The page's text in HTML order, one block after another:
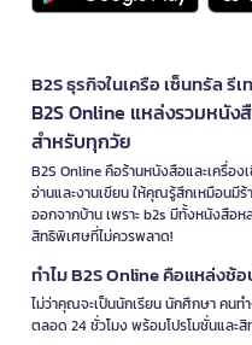
B2S ธุรกิจในเครือ เซ็นทรัล
B2S Online แหล่งรวมหนัง
สำหรับทุกวัย
B2S Online คือร้านหนังสือและเครื่อ
อ่านและงานเขียน ให้คุณรู้สึกเหมือนมี
ออกจากบ้าน เพราะ b2s มีทั้งหนังสือ
สิทธิพิเศษที่ไม่ควรพลาด!
ทำไม B2S Online คือแหล่ง
ไม่ว่าคุณจะเป็นนักเรียน นักศึกษา คน
ตลอด 24 ชั่วโมง พร้อมโปรโมชั่นและ